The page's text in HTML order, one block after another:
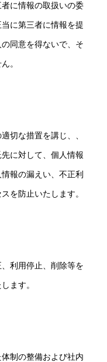
に情報の取扱いの委
に第三者に情報を提
同意を得ないで、そ
。
切な措置を講じ、、
に対して、個人情報
報の漏えい、不正利
を防止いたします。
利用停止、削除等を
ます。
制の整備および社内